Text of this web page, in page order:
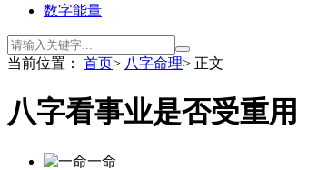
数字能量
当前位置： 首页> 八字命理> 正文
八字看事业是否受重用
一命